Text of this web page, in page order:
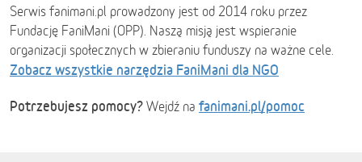
Serwis fanimani.pl prowadzony jest od 2014 roku przez
Fundację FaniMani (OPP). Naszą misją jest wspieranie
organizacji społecznych w zbieraniu funduszy na ważne cele.
Zobacz wszystkie narzędzia FaniMani dla NGO
Potrzebujesz pomocy? Wejdź na fanimani.pl/pomoc